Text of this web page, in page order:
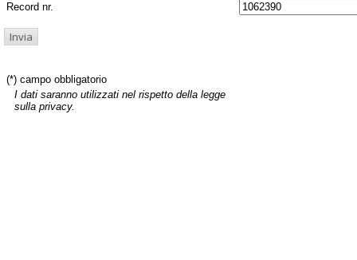
Record nr.
(*) campo obbligatorio
I dati saranno utilizzati nel rispetto della legge
sulla privacy.